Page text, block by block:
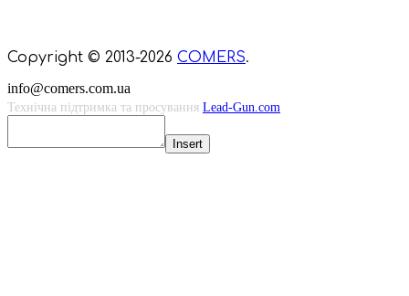
Copyright © 2013-2026 COMERS.
info@comers.com.ua
Технічна підтримка та просування Lead-Gun.com
Insert